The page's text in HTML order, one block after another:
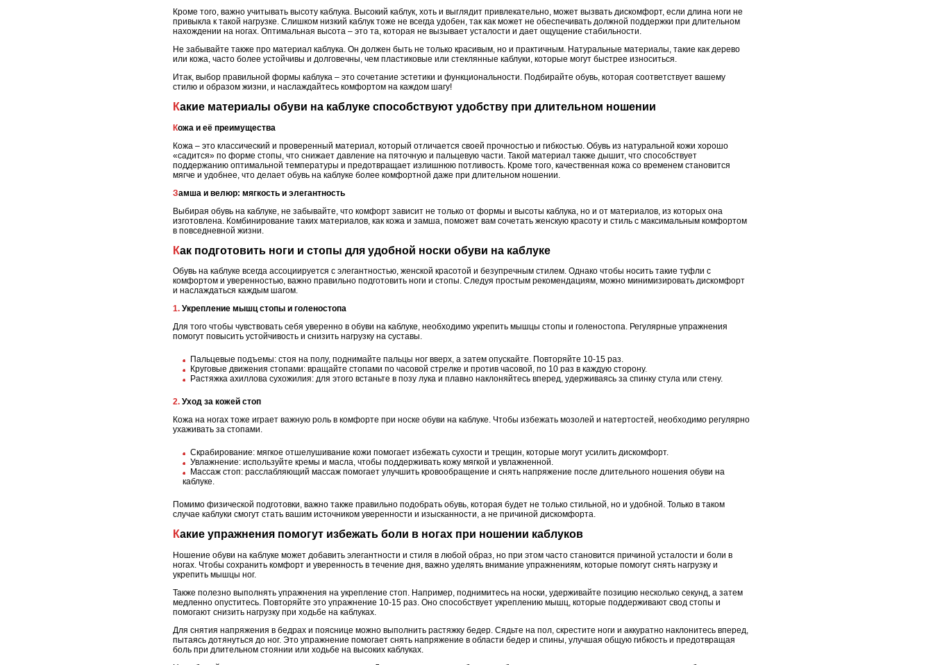
Кроме того, важно учитывать высоту каблука. Высокий каблук, хоть и выглядит привлекательно, может вызвать дискомфорт, если длина ноги не
привыкла к такой нагрузке. Слишком низкий каблук тоже не всегда удобен, так как может не обеспечивать должной поддержки при длительном
нахождении на ногах. Оптимальная высота – это та, которая не вызывает усталости и дает ощущение стабильности.
Не забывайте также про материал каблука. Он должен быть не только красивым, но и практичным. Натуральные материалы, такие как дерево
или кожа, часто более устойчивы и долговечны, чем пластиковые или стеклянные каблуки, которые могут быстрее износиться.
Итак, выбор правильной формы каблука – это сочетание эстетики и функциональности. Подбирайте обувь, которая соответствует вашему
стилю и образом жизни, и наслаждайтесь комфортом на каждом шагу!
Какие материалы обуви на каблуке способствуют удобству при длительном ношении
Кожа и её преимущества
Кожа – это классический и проверенный материал, который отличается своей прочностью и гибкостью. Обувь из натуральной кожи хорошо
«садится» по форме стопы, что снижает давление на пяточную и пальцевую части. Такой материал также дышит, что способствует
поддержанию оптимальной температуры и предотвращает излишнюю потливость. Кроме того, качественная кожа со временем становится
мягче и удобнее, что делает обувь на каблуке более комфортной даже при длительном ношении.
Замша и велюр: мягкость и элегантность
Выбирая обувь на каблуке, не забывайте, что комфорт зависит не только от формы и высоты каблука, но и от материалов, из которых она
изготовлена. Комбинирование таких материалов, как кожа и замша, поможет вам сочетать женскую красоту и стиль с максимальным комфортом
в повседневной жизни.
Как подготовить ноги и стопы для удобной носки обуви на каблуке
Обувь на каблуке всегда ассоциируется с элегантностью, женской красотой и безупречным стилем. Однако чтобы носить такие туфли с
комфортом и уверенностью, важно правильно подготовить ноги и стопы. Следуя простым рекомендациям, можно минимизировать дискомфорт
и наслаждаться каждым шагом.
1. Укрепление мышц стопы и голеностопа
Для того чтобы чувствовать себя уверенно в обуви на каблуке, необходимо укрепить мышцы стопы и голеностопа. Регулярные упражнения
помогут повысить устойчивость и снизить нагрузку на суставы.
Пальцевые подъемы: стоя на полу, поднимайте пальцы ног вверх, а затем опускайте. Повторяйте 10-15 раз.
Круговые движения стопами: вращайте стопами по часовой стрелке и против часовой, по 10 раз в каждую сторону.
Растяжка ахиллова сухожилия: для этого встаньте в позу лука и плавно наклоняйтесь вперед, удерживаясь за спинку стула или стену.
2. Уход за кожей стоп
Кожа на ногах тоже играет важную роль в комфорте при носке обуви на каблуке. Чтобы избежать мозолей и натертостей, необходимо регулярно
ухаживать за стопами.
Скрабирование: мягкое отшелушивание кожи помогает избежать сухости и трещин, которые могут усилить дискомфорт.
Увлажнение: используйте кремы и масла, чтобы поддерживать кожу мягкой и увлажненной.
Массаж стоп: расслабляющий массаж помогает улучшить кровообращение и снять напряжение после длительного ношения обуви на
каблуке.
Помимо физической подготовки, важно также правильно подобрать обувь, которая будет не только стильной, но и удобной. Только в таком
случае каблуки смогут стать вашим источником уверенности и изысканности, а не причиной дискомфорта.
Какие упражнения помогут избежать боли в ногах при ношении каблуков
Ношение обуви на каблуке может добавить элегантности и стиля в любой образ, но при этом часто становится причиной усталости и боли в
ногах. Чтобы сохранить комфорт и уверенность в течение дня, важно уделять внимание упражнениям, которые помогут снять нагрузку и
укрепить мышцы ног.
Также полезно выполнять упражнения на укрепление стоп. Например, поднимитесь на носки, удерживайте позицию несколько секунд, а затем
медленно опуститесь. Повторяйте это упражнение 10-15 раз. Оно способствует укреплению мышц, которые поддерживают свод стопы и
помогают снизить нагрузку при ходьбе на каблуках.
Для снятия напряжения в бедрах и пояснице можно выполнить растяжку бедер. Сядьте на пол, скрестите ноги и аккуратно наклонитесь вперед,
пытаясь дотянуться до ног. Это упражнение помогает снять напряжение в области бедер и спины, улучшая общую гибкость и предотвращая
боль при длительном стоянии или ходьбе на высоких каблуках.